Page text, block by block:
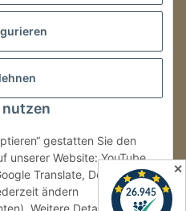
nutzen
gestatten Sie den
unserer Website: YouTube,
Translate, Doofinder.
ändern
Weitere Details finden
Adresse.
✕